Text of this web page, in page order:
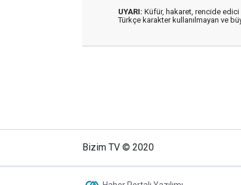
UYARI: Küfür, hakaret, rencide edici
Türkçe karakter kullanılmayan ve
Bizim TV © 2020